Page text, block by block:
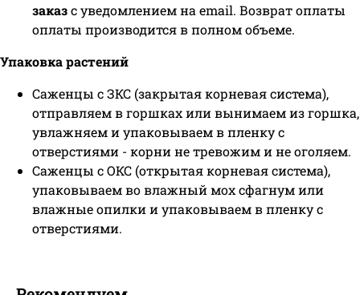
заказс уведомлением на email. Возврат оплаты
оплаты производится в полном объеме.
Упаковка растений
Саженцы с ЗКС (закрытая корневая система),
отправляем в горшках или вынимаем из горшка,
увлажняем и упаковываем в пленку с
отверстиями - корни не тревожим и не оголяем.
Саженцы с ОКС (открытая корневая система),
упаковываем во влажный мох сфагнум или
влажные опилки и упаковываем в пленку с
отверстиями.